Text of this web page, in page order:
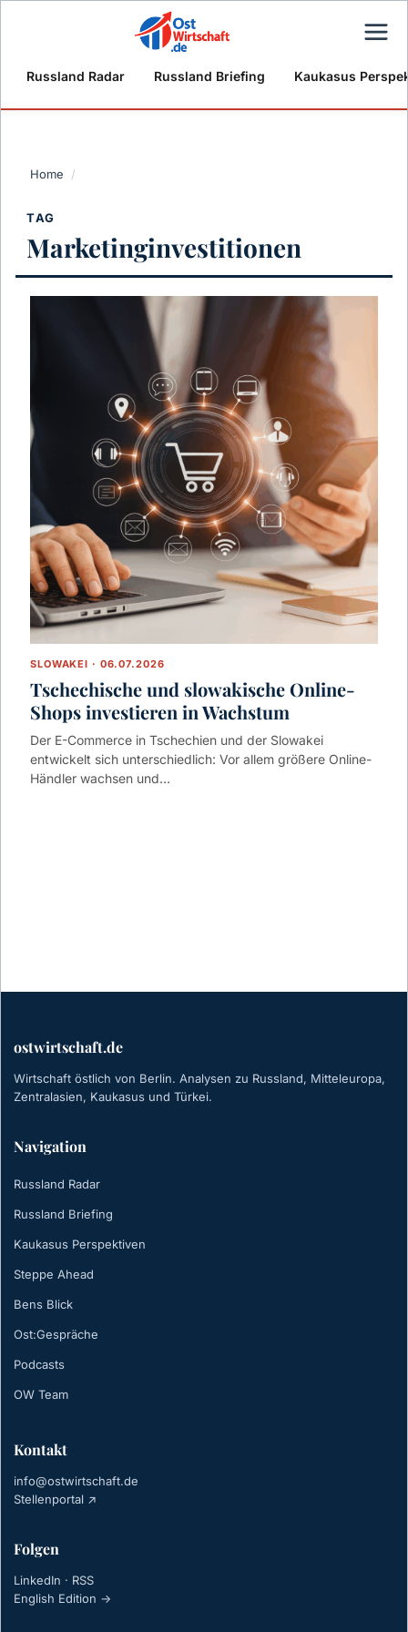
Russland Radar Russland Briefing Kaukasus
Home /
TAG
Marketinginvestitionen
SLOWAKEI · 06.07.2026
Tschechische und slowakische Online-
Shops investieren in Wachstum
Der E-Commerce in Tschechien und der Slowakei
entwickelt sich unterschiedlich: Vor allem größere Online-
Händler wachsen und…
ostwirtschaft.de
Wirtschaft östlich von Berlin. Analysen zu Russland, Mitteleuropa,
Zentralasien, Kaukasus und Türkei.
Navigation
Russland Radar
Russland Briefing
Kaukasus Perspektiven
Steppe Ahead
Bens Blick
Ost:Gespräche
Podcasts
OW Team
Kontakt
info@ostwirtschaft.de
Stellenportal ↗
Folgen
LinkedIn · RSS
English Edition →